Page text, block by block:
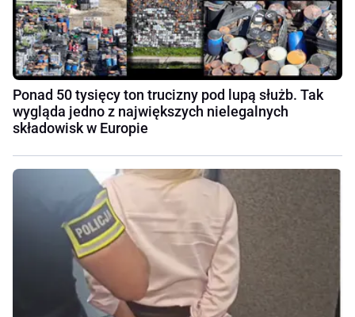
Ponad 50 tysięcy ton trucizny pod lupą służb. Tak
wygląda jedno z największych nielegalnych
składowisk w Europie